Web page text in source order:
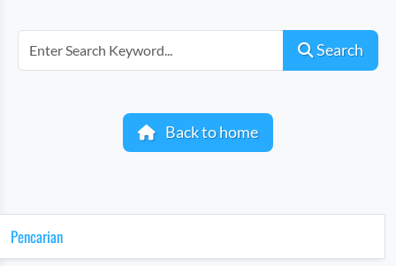
Search
Back to home
Pencarian